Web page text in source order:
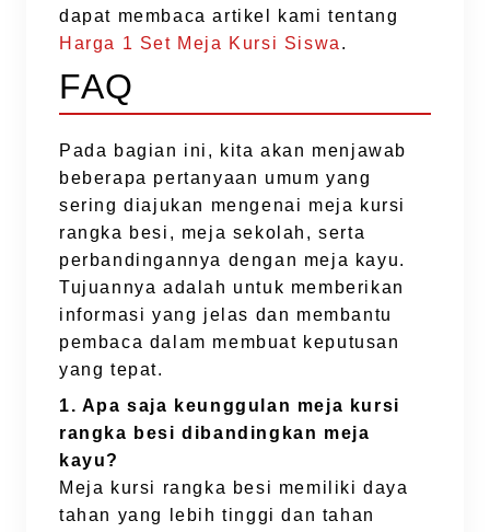
dapat membaca artikel kami tentang
Harga 1 Set Meja Kursi Siswa .
FAQ
Pada bagian ini, kita akan menjawab
beberapa pertanyaan umum yang
sering diajukan mengenai meja kursi
rangka besi, meja sekolah, serta
perbandingannya dengan meja kayu.
Tujuannya adalah untuk memberikan
informasi yang jelas dan membantu
pembaca dalam membuat keputusan
yang tepat.
1. Apa saja keunggulan meja kursi
rangka besi dibandingkan meja
kayu?
Meja kursi rangka besi memiliki daya
tahan yang lebih tinggi dan tahan